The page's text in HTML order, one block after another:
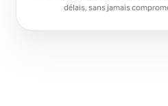
délais, sans jamais